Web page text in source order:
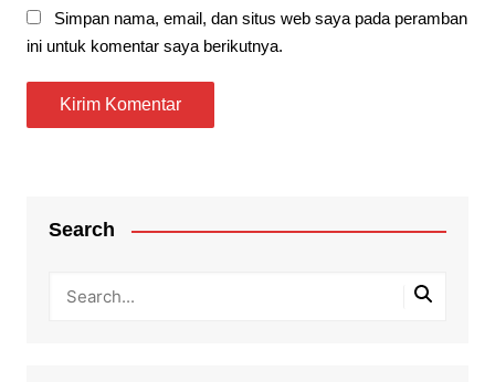
Simpan nama, email, dan situs web saya pada peramban
ini untuk komentar saya berikutnya.
Search